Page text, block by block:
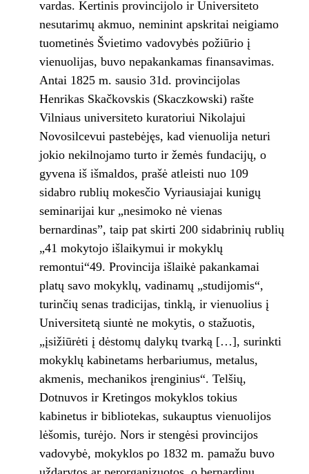
vardas. Kertinis provincijolo ir Universiteto
nesutarimų akmuo, neminint apskritai neigiamo
tuometinės Švietimo vadovybės požiūrio į
vienuolijas, buvo nepakankamas finansavimas.
Antai 1825 m. sausio 31d. provincijolas
Henrikas Skačkovskis (Skaczkowski) rašte
Vilniaus universiteto kuratoriui Nikolajui
Novosilcevui pastebėjęs, kad vienuolija neturi
jokio nekilnojamo turto ir žemės fundacijų, o
gyvena iš išmaldos, prašė atleisti nuo 109
sidabro rublių mokesčio Vyriausiajai kunigų
seminarijai kur „nesimoko nė vienas
bernardinas”, taip pat skirti 200 sidabrinių rublių
„41 mokytojo išlaikymui ir mokyklų
remontui“49. Provincija išlaikė pakankamai
platų savo mokyklų, vadinamų „studijomis“,
turinčių senas tradicijas, tinklą, ir vienuolius į
Universitetą siuntė ne mokytis, o stažuotis,
„įsižiūrėti į dėstomų dalykų tvarką […], surinkti
mokyklų kabinetams herbariumus, metalus,
akmenis, mechanikos įrenginius“. Telšių,
Dotnuvos ir Kretingos mokyklos tokius
kabinetus ir bibliotekas, sukauptus vienuolijos
lėšomis, turėjo. Nors ir stengėsi provincijos
vadovybė, mokyklos po 1832 m. pamažu buvo